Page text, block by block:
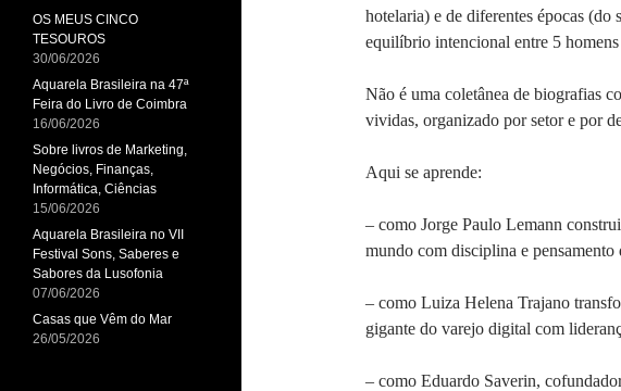
hotelaria) e de diferentes épocas
equilíbrio intencional entre 5
Não é uma coletânea de biografias
vividas, organizado por setor e por
Aqui se aprende:
– como Jorge Paulo Lemann
mundo com disciplina e pensamento
– como Luiza Helena Trajano
gigante do varejo digital com
– como Eduardo Saverin,
OS MEUS CINCO
TESOUROS
30/06/2026
Aquarela Brasileira na 47ª
Feira do Livro de Coimbra
16/06/2026
Sobre livros de Marketing,
Negócios, Finanças,
Informática, Ciências
15/06/2026
Aquarela Brasileira no VII
Festival Sons, Saberes e
Sabores da Lusofonia
07/06/2026
Casas que Vêm do Mar
26/05/2026